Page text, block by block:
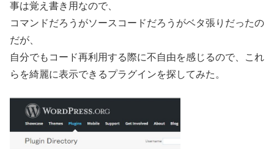
事は覚え書き用なので、
コマンドだろうがソースコードだろうがベタ張りだったの
だが、
自分でもコード再利用する際に不自由を感じるので、これ
らを綺麗に表示できるプラグインを探してみた。